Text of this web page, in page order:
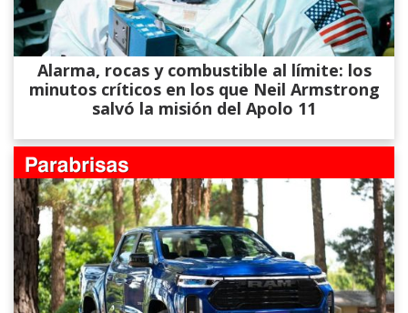
Alarma, rocas y combustible al límite: los
minutos críticos en los que Neil Armstrong
salvó la misión del Apolo 11